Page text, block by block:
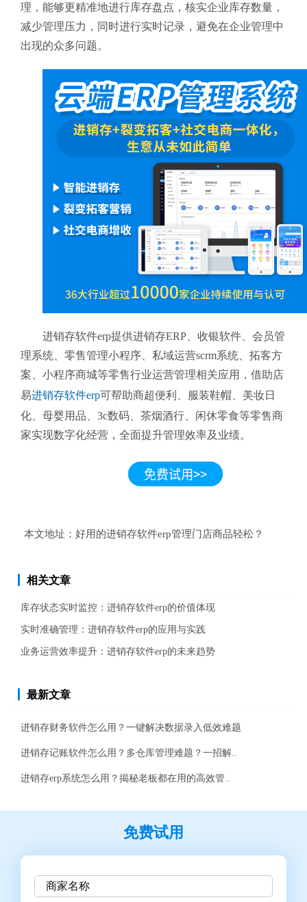
理，能够更精准地进行库存盘点，核实企业库存数量，
减少管理压力，同时进行实时记录，避免在企业管理中
出现的众多问题。
进销存软件erp提供进销存ERP、收银软件、会员管
理系统、零售管理小程序、私域运营scrm系统、拓客方
案、小程序商城等零售行业运营管理相关应用，借助店
易进销存软件erp可帮助商超便利、服装鞋帽、美妆日
化、母婴用品、3c数码、茶烟酒行、闲休零食等零售商
家实现数字化经营，全面提升管理效率及业绩。
本文地址： 好用的进销存软件erp管理门店商品轻松？
相关文章
库存状态实时监控：进销存软件erp的价值体现
实时准确管理：进销存软件erp的应用与实践
业务运营效率提升：进销存软件erp的未来趋势
最新文章
进销存财务软件怎么用？一键解决数据录入低效难题
进销存记账软件怎么用？多仓库管理难题？一招解..
进销存erp系统怎么用？揭秘老板都在用的高效管..
免费试用